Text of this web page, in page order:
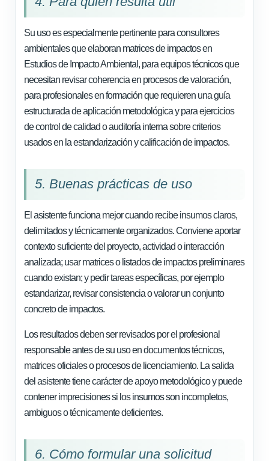
Su uso es especialmente pertinente para consultores
ambientales que elaboran matrices de impactos en
Estudios de Impacto Ambiental, para equipos técnicos que
necesitan revisar coherencia en procesos de valoración,
para profesionales en formación que requieren una guía
estructurada de aplicación metodológica y para ejercicios
de control de calidad o auditoría interna sobre criterios
usados en la estandarización y calificación de impactos.
5. Buenas prácticas de uso
El asistente funciona mejor cuando recibe insumos claros,
delimitados y técnicamente organizados. Conviene aportar
contexto suficiente del proyecto, actividad o interacción
analizada; usar matrices o listados de impactos preliminares
cuando existan; y pedir tareas específicas, por ejemplo
estandarizar, revisar consistencia o valorar un conjunto
concreto de impactos.
Los resultados deben ser revisados por el profesional
responsable antes de su uso en documentos técnicos,
matrices oficiales o procesos de licenciamiento. La salida
del asistente tiene carácter de apoyo metodológico y puede
contener imprecisiones si los insumos son incompletos,
ambiguos o técnicamente deficientes.
6. Cómo formular una solicitud